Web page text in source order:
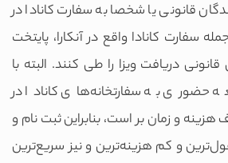
قانونی یا شخصا به سفارت کانادا در
سفارت کانادا واقع در آنکارا، پایتخت
دریافت ویزا را طی کنند. البته با
حضوری به سفارتخانه‌های کانادا در
و زمان بر است، بنابراین ثبت نام و
و کم هزینه‌ترین و نیز سریع‌ترین